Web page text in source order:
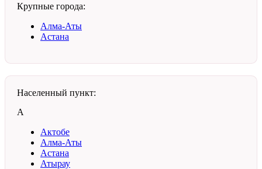
Крупные города:
Алма-Аты
Астана
Населенный пункт:
А
Актобе
Алма-Аты
Астана
Атырау